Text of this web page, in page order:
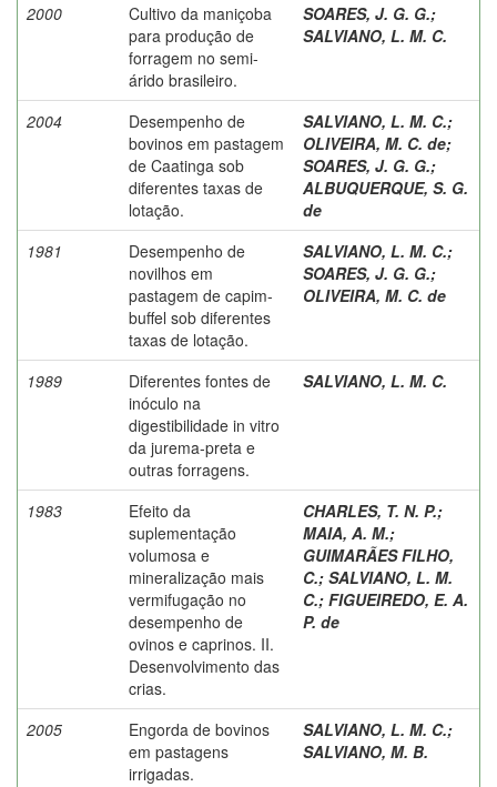
2000
Cultivo da maniçoba
para produção de
forragem no semi-
árido brasileiro.
SOARES, J. G. G.;
SALVIANO, L. M. C.
2004
Desempenho de
bovinos em pastagem
de Caatinga sob
diferentes taxas de
lotação.
SALVIANO, L. M. C.;
OLIVEIRA, M. C. de;
SOARES, J. G. G.;
ALBUQUERQUE, S. G.
de
1981
Desempenho de
novilhos em
pastagem de capim-
buffel sob diferentes
taxas de lotação.
SALVIANO, L. M. C.;
SOARES, J. G. G.;
OLIVEIRA, M. C. de
1989
Diferentes fontes de
inóculo na
digestibilidade in vitro
da jurema-preta e
outras forragens.
SALVIANO, L. M. C.
1983
Efeito da
suplementação
volumosa e
mineralização mais
vermifugação no
desempenho de
ovinos e caprinos. II.
Desenvolvimento das
crias.
CHARLES, T. N. P.;
MAIA, A. M.;
GUIMARÃES FILHO,
C.; SALVIANO, L. M.
C.; FIGUEIREDO, E. A.
P. de
2005
Engorda de bovinos
em pastagens
irrigadas.
SALVIANO, L. M. C.;
SALVIANO, M. B.